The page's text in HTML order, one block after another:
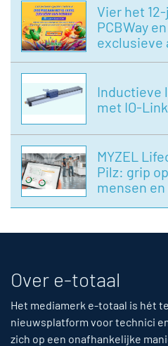
Vier het
PCBWay
exclusieve
Inductieve
met IO-Link
MYZEL
Pilz: grip
mensen
Over e-totaal
Het mediamerk e-totaal is hét
nieuwsplatform voor technici
zich op een onafhankelijke